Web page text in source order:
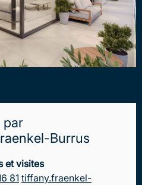
par
Burrus
et visites
81 tiffany.fraenkel-